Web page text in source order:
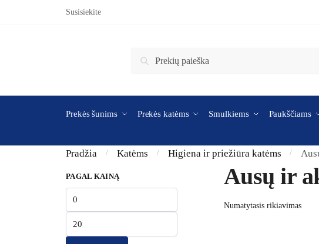
Skip to navigationSusisiekite
Ieškoti:
Ieškoti
Prekės šunims Prekės katėms Smulkiems Paukščiams
Pradžia / Katėms / Higiena ir priežiūra katėms /
Ausų ir
PAGAL KAINĄ
Min kaina
Maks kaina